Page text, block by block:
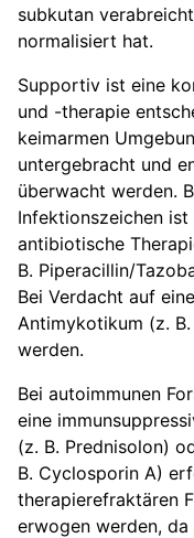
subkutan
normalisiert hat.
Supportiv ist eine
und -therapie
keimarmen
untergebracht und
überwacht werden.
Infektionszeichen
antibiotische
B. Piperacillin/
Bei Verdacht auf eine
Antimykotikum (z.
werden.
Bei autoimmunen
eine
(z. B. Prednisolon)
B. Cyclosporin A)
therapierefraktären
erwogen werden,